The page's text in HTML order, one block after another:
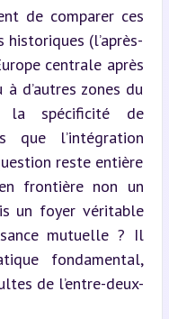
de comparer ces
(l’après-
centrale après
d’autres zones du
la spécificité de
que l’intégration
reste entière
frontière non un
un foyer véritable
mutuelle ? Il
fondamental,
de l’entre-deux-